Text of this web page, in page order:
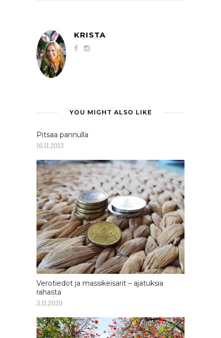
KRISTA
YOU MIGHT ALSO LIKE
Pitsaa pannulla
16.11.2013
Verotiedot ja massikeisarit – ajatuksia
rahasta
3.11.2020